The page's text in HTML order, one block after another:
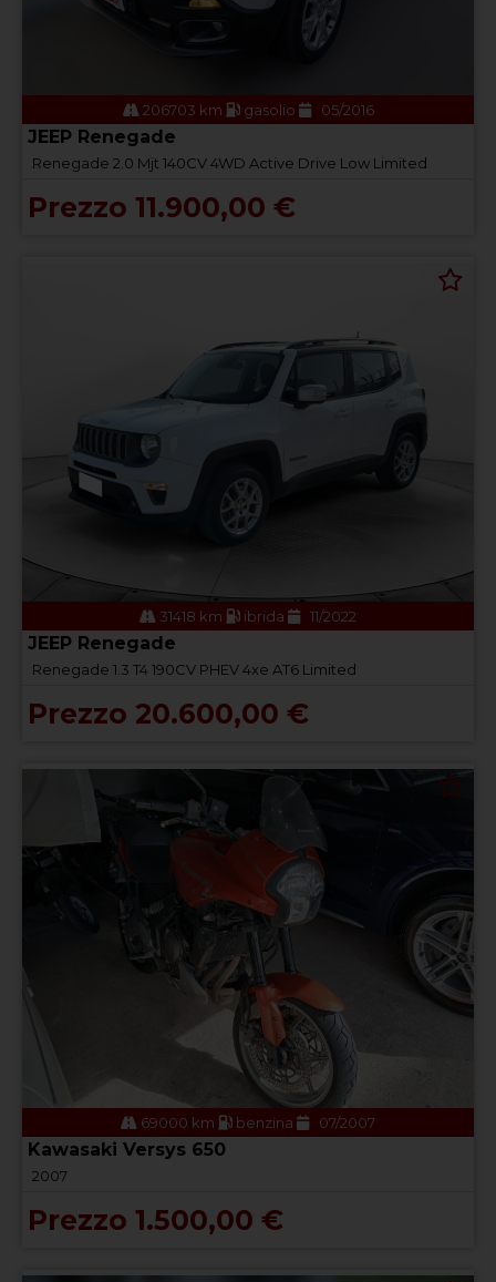
206703 km gasolio 05/2016
JEEP Renegade
Renegade 2.0 Mjt 140CV 4WD Active Drive Low Limited
Prezzo 11.900,00 €
31418 km ibrida 11/2022
JEEP Renegade
Renegade 1.3 T4 190CV PHEV 4xe AT6 Limited
Prezzo 20.600,00 €
69000 km benzina 07/2007
Kawasaki Versys 650
2007
Prezzo 1.500,00 €